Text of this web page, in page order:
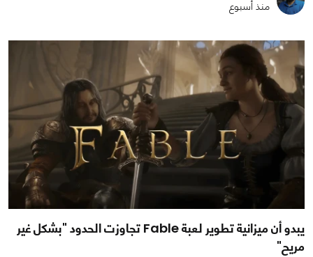
منذ أسبوع
يبدو أن ميزانية تطوير لعبة Fable تجاوزت الحدود "بشكل غير
مريح"